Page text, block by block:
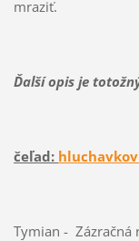
mraziť.
Ďalší opis je
čeľad:
Tymian - Zázračná